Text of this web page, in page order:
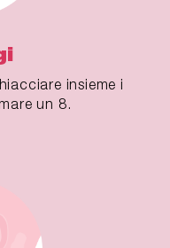
insieme i
un 8.